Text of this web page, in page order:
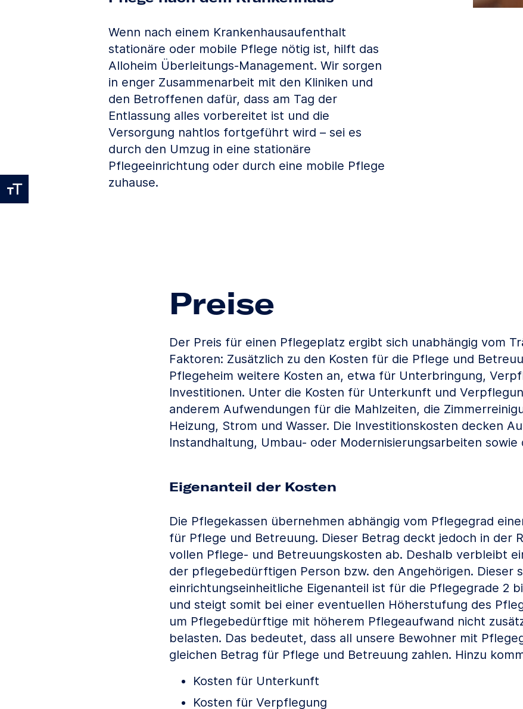
Wenn nach einem Krankenhausaufenthalt
stationäre oder mobile Pflege nötig ist, hilft das
Alloheim Überleitungs-Management. Wir sorgen
in enger Zusammenarbeit mit den Kliniken und
den Betroffenen dafür, dass am Tag der
Entlassung alles vorbereitet ist und die
Versorgung nahtlos fortgeführt wird – sei es
durch den Umzug in eine stationäre
Pflegeeinrichtung oder durch eine mobile Pflege
zuhause.
Preise
Der Preis für einen Pflegeplatz ergibt sich unabhängig vom
Faktoren: Zusätzlich zu den Kosten für die Pflege und
Pflegeheim weitere Kosten an, etwa für Unterbringung,
Investitionen. Unter die Kosten für Unterkunft und
anderem Aufwendungen für die Mahlzeiten, die
Heizung, Strom und Wasser. Die Investitionskosten decken
Instandhaltung, Umbau- oder Modernisierungsarbeiten sowie
Eigenanteil der Kosten
Die Pflegekassen übernehmen abhängig vom Pflegegrad
für Pflege und Betreuung. Dieser Betrag deckt jedoch in der
vollen Pflege- und Betreuungskosten ab. Deshalb verbleibt
der pflegebedürftigen Person bzw. den Angehörigen. Dieser
einrichtungseinheitliche Eigenanteil ist für die Pflegegrade 2
und steigt somit bei einer eventuellen Höherstufung des
um Pflegebedürftige mit höherem Pflegeaufwand nicht
belasten. Das bedeutet, dass all unsere Bewohner mit
gleichen Betrag für Pflege und Betreuung zahlen. Hinzu
Kosten für Unterkunft
Kosten für Verpflegung